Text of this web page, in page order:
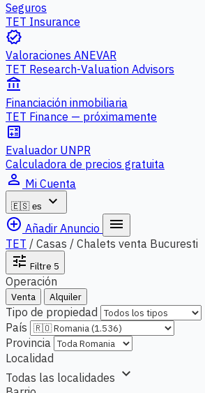
Seguros
TET Insurance
verified
Valoraciones ANEVAR
TET Research-Valuation Advisors
account_balance
Financiación inmobiliaria
TET Finance — próximamente
calculate
Evaluador UNPR
Calculadora de precios gratuita
person_outline Mi Cuenta
🇪🇸 es
expand_more
add_circle_outline Añadir Anuncio menu
TET / Casas / Chalets venta Bucuresti
tune Filtre 5
Operación
Venta Alquiler
Tipo de propiedad
País
Provincia
Localidad
Todas las localidades expand_more